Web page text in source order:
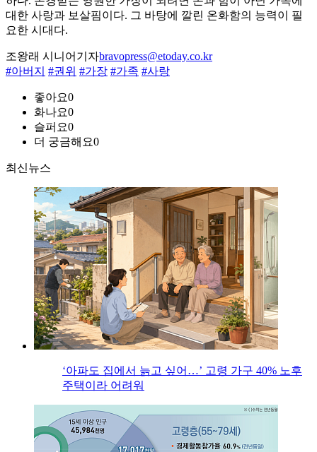
대한 사랑과 보살핌이다. 그 바탕에 깔린 온화함의 능력이 필
요한 시대다.
조왕래 시니어기자bravopress@etoday.co.kr
#아버지 #권위 #가장 #가족 #사랑
좋아요0
화나요0
슬퍼요0
더 궁금해요0
최신뉴스
‘아파도 집에서 늙고 싶어…’ 고령 가구 40% 노후
주택이라 어려워